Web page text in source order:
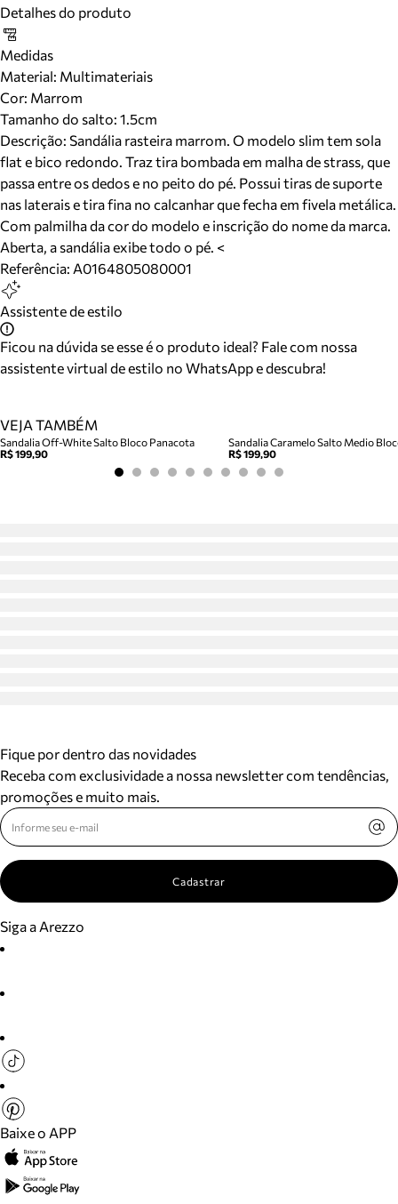
Detalhes do produto
Medidas
Material: Multimateriais
Cor: Marrom
Tamanho do salto: 1.5cm
Descrição: Sandália rasteira marrom. O modelo slim tem sola
flat e bico redondo. Traz tira bombada em malha de strass, que
passa entre os dedos e no peito do pé. Possui tiras de suporte
nas laterais e tira fina no calcanhar que fecha em fivela metálica.
Com palmilha da cor do modelo e inscrição do nome da marca.
Aberta, a sandália exibe todo o pé. <
Referência: A0164805080001
Assistente de estilo
Ficou na dúvida se esse é o produto ideal? Fale com nossa
assistente virtual de estilo no WhatsApp e descubra!
VEJA TAMBÉM
Sandalia Off-White Salto Bloco Panacota
R$ 199,90
R$ 199,90
Fique por dentro das novidades
Receba com exclusividade a nossa newsletter com tendências,
promoções e muito mais.
Cadastrar
Siga a Arezzo
Baixe o APP